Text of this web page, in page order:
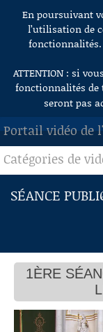
Aller au contenu
En poursuivant
l’utilisation de
fonctionnalités.
ATTENTION : si
fonctionnalités de
seront pas
Portail vidéo de
ACCUEIL
EN DIRECT
RECHERCHE
AIDE À LA
DE VIDÉOS
Catégories de
SÉANCE
1ÈRE